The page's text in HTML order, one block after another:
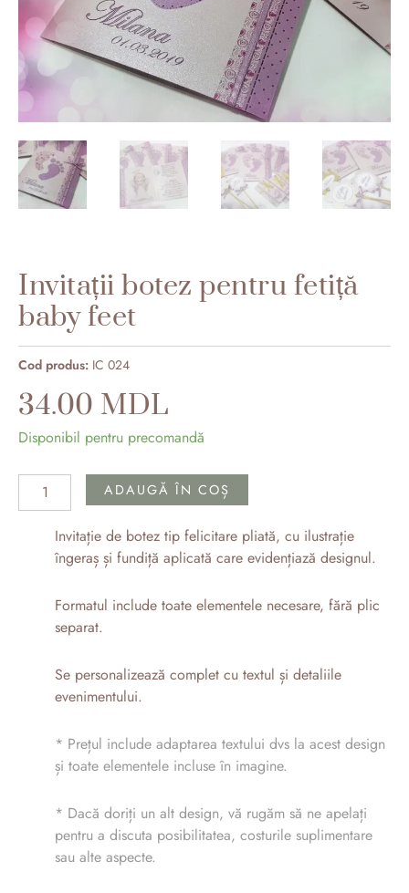
Invitații botez pentru fetiță
baby feet
IC 024
34.00 MDL
Disponibil pentru precomandă
Cantitate
botez
pentru
ADAUGĂ ÎN COȘ
Invitație de botez tip felicitare pliată, cu ilustrație
îngeraș și fundiță aplicată care evidențiază designul.
Formatul include toate elementele necesare, fără plic
separat.
Se personalizează complet cu textul și detaliile
evenimentului.
* Prețul include adaptarea textului dvs la acest design
și toate elementele incluse în imagine.
* Dacă doriți un alt design, vă rugăm să ne apelați
pentru a discuta posibilitatea, costurile suplimentare
sau alte aspecte.